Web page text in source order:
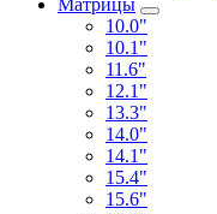
10.0"
10.1"
11.6"
12.1"
13.3"
14.0"
14.1"
15.4"
15.6"